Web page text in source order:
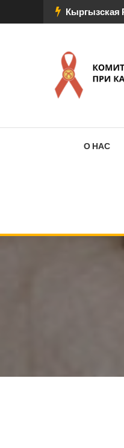
к
Кыргызская
О НАС